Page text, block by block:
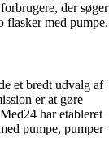
der søger
flasker med pumpe.
et bredt udvalg af
er at gøre
har etableret
pumpe, pumper